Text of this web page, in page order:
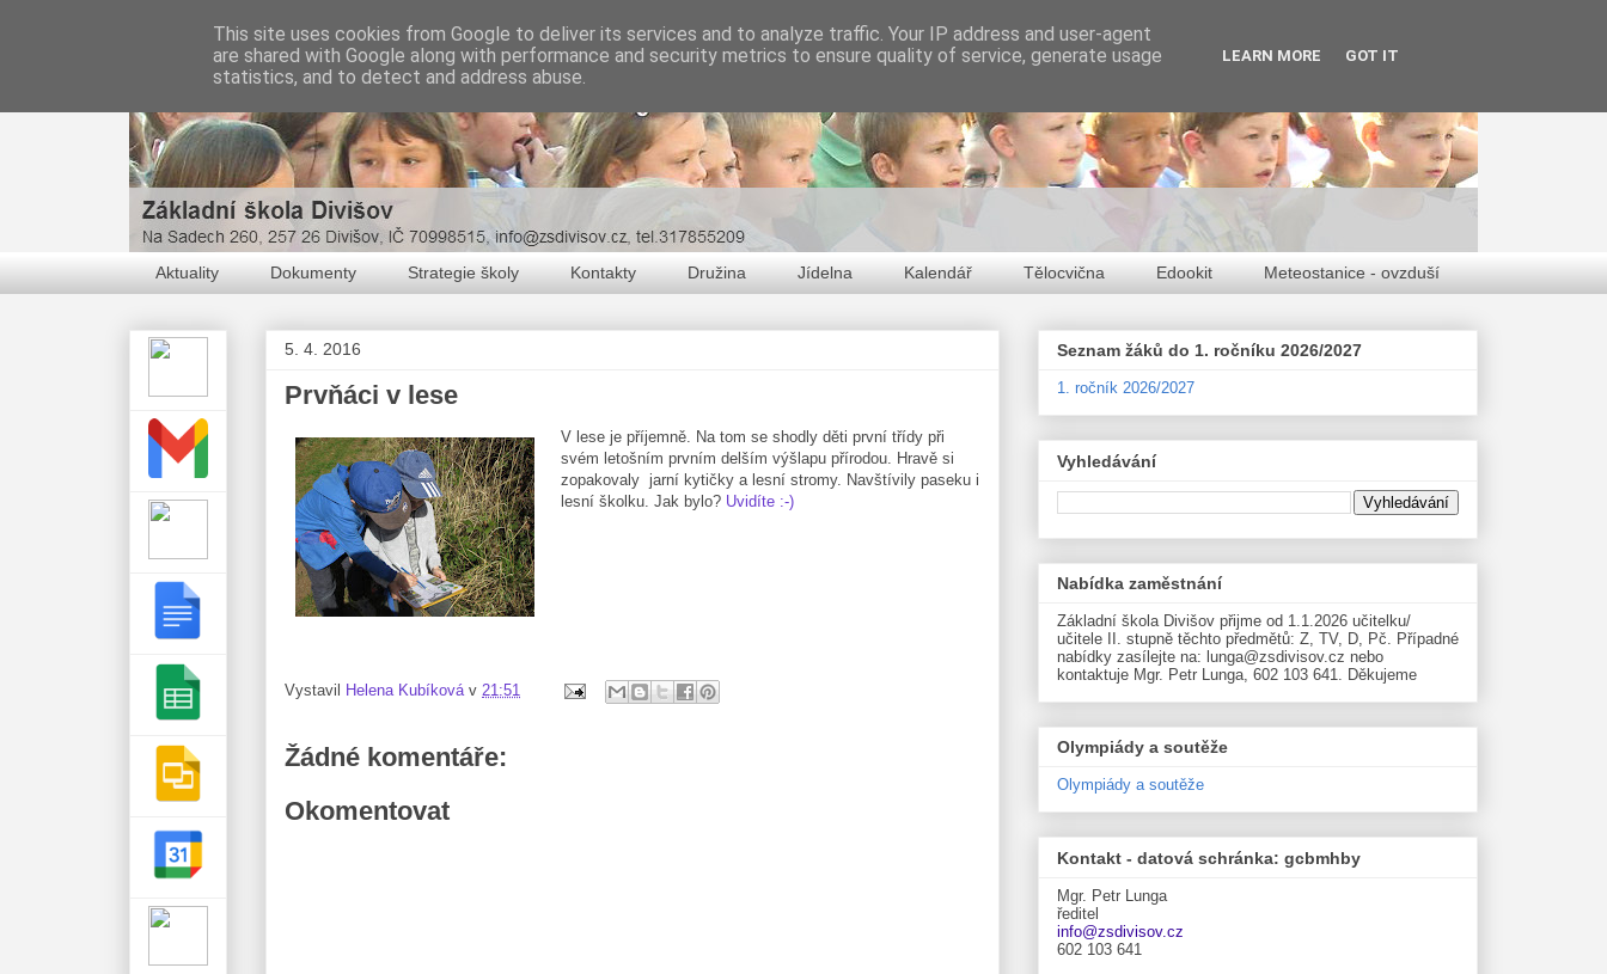
Aktuality Dokumenty Strategie školy Kontakty Družina Jídelna Kalendář Tělocvična Edookit Meteostanice - ovzduší
5. 4. 2016
Prvňáci v lese
V lese je příjemně. Na tom se shodly děti první třídy při
svém letošním prvním delším výšlapu přírodou. Hravě si
zopakovaly jarní kytičky a lesní stromy. Navštívily paseku i
lesní školku. Jak bylo? Uvidíte :-)
Vystavil Helena Kubíková v 21:51
Žádné komentáře:
Okomentovat
Seznam žáků do 1. ročníku 2026/2027
1. ročník 2026/2027
Vyhledávání
Nabídka zaměstnání
Základní škola Divišov přijme od 1.1.2026 učitelku/
učitele II. stupně těchto předmětů: Z, TV, D, Pč. Případné
nabídky zasílejte na: lunga@zsdivisov.cz nebo
kontaktuje Mgr. Petr Lunga, 602 103 641. Děkujeme
Olympiády a soutěže
Olympiády a soutěže
Kontakt - datová schránka: gcbmhby
Mgr. Petr Lunga
ředitel
info@zsdivisov.cz
602 103 641
This site uses cookies from Google to deliver its services and to analyze traffic. Your IP address and user-agent
are shared with Google along with performance and security metrics to ensure quality of service, generate usage
statistics, and to detect and address abuse.
LEARN MORE GOT IT